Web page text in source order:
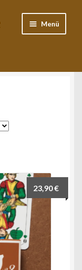
Menü
23,90€